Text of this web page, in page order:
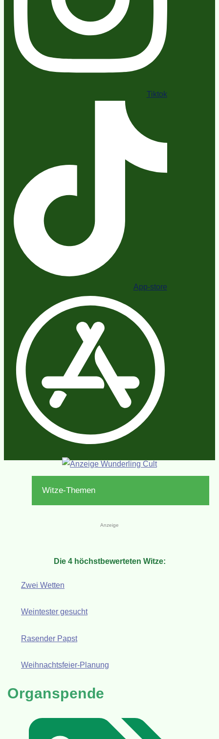
Tiktok
App-store
Witze-Themen
Anzeige
Die 4 höchstbewerteten Witze:
Zwei Wetten
Weintester gesucht
Rasender Papst
Weihnachtsfeier-Planung
Organspende